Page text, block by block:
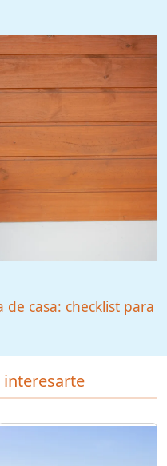
de casa: checklist para
interesarte